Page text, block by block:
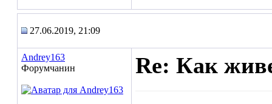
27.06.2019, 21:09
Andrey163
Форумчанин
Re: Как